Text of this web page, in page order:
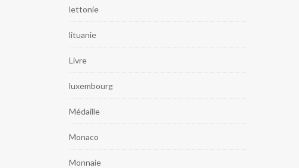
lettonie
lituanie
Livre
luxembourg
Médaille
Monaco
Monnaie